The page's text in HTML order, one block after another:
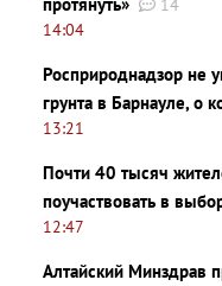
14
14:04
Росприроднадзор не
грунта в Барнауле, о
13:21
Почти 40 тысяч
поучаствовать в
12:47
Алтайский Минздрав